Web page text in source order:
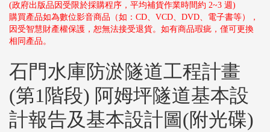
(政府出版品因受限於採購程序，平均補貨作業時間約 2~3 週)
購買產品如為數位影音商品（如：CD、VCD、DVD、電子書等），
因受智慧財產權保護，恕無法接受退貨。如有商品瑕疵，僅可更換
相同產品。
石門水庫防淤隧道工程計畫
(第1階段) 阿姆坪隧道基本設
計報告及基本設計圖(附光碟)